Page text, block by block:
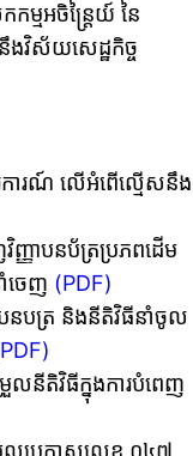
ម្មអចិន្ត្រៃយ៍ នៃ
នឹងវិស័យសេដ្ឋកិច្ច
ារណ៍ លើអំពើល្មើសនឹង
ញាបនប័ត្រប្រភពដើម
ចេញ (PDF)
នបត្រ និងនីតិវិធីនាំចូល
លនីតិវិធីក្នុងការបំពេញ
រួលប្រកាសលេខ ០៤៧